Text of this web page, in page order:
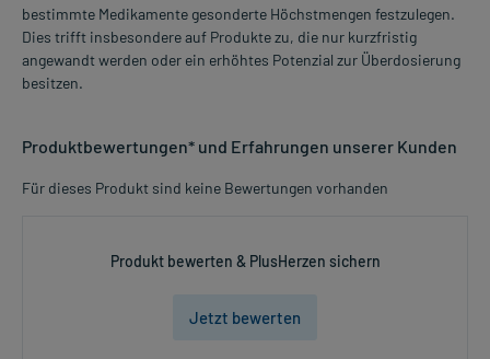
bestimmte Medikamente gesonderte Höchstmengen festzulegen.
Dies trifft insbesondere auf Produkte zu, die nur kurzfristig
angewandt werden oder ein erhöhtes Potenzial zur Überdosierung
besitzen.
Produktbewertungen* und Erfahrungen unserer Kunden
Für dieses Produkt sind keine Bewertungen vorhanden
Produkt bewerten & PlusHerzen sichern
Jetzt bewerten